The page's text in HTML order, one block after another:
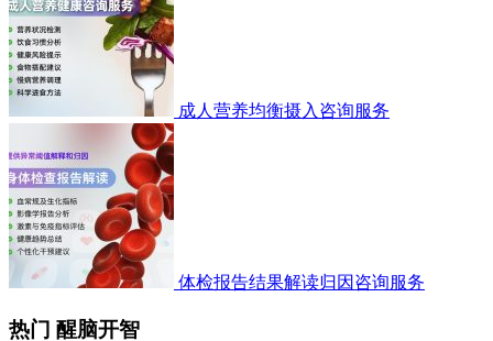
成人营养均衡摄入咨询服务
体检报告结果解读归因咨询服务
热门 醒脑开智